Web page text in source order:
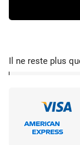
Il ne reste plus